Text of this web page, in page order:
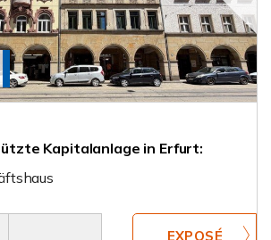
Kapitalanlage in Erfurt: